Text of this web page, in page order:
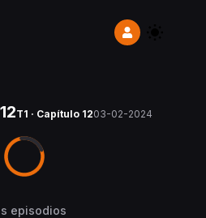
T1 · Capítulo 1203-02-2024
episodios